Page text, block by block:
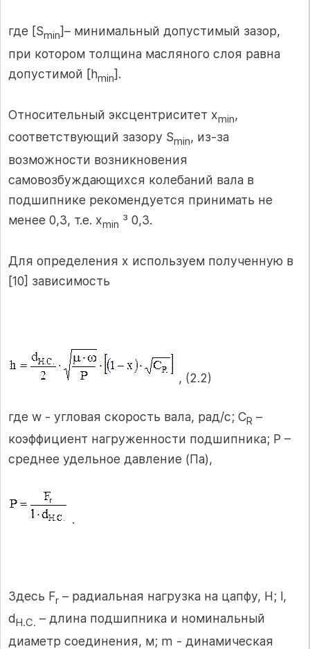
где [Smin]– минимальный допустимый зазор,
при котором толщина масляного слоя равна
допустимой [hmin].
Относительный эксцентриситет хmin,
соответствующий зазору Smin, из-за
возможности возникновения
самовозбуждающихся колебаний вала в
подшипнике рекомендуется принимать не
менее 0,3, т.е. xmin ³ 0,3.
Для определения х используем полученную в
[10] зависимость
, (2.2)
где w - угловая скорость вала, рад/с; СR –
коэффициент нагруженности подшипника; P –
среднее удельное давление (Па),
.
Здесь Fr – радиальная нагрузка на цапфу, Н; l,
dH.C. – длина подшипника и номинальный
диаметр соединения, м; m - динамическая